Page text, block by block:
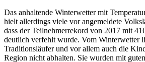
Das anhaltende Winterwetter mit
hielt allerdings viele vor angemeldete
dass der Teilnehmerrekord von 2017 mit
deutlich verfehlt wurde. Vom Winterwetter
Traditionsläufer und vor allem auch die
Region nicht abhalten. Sie wurden mit